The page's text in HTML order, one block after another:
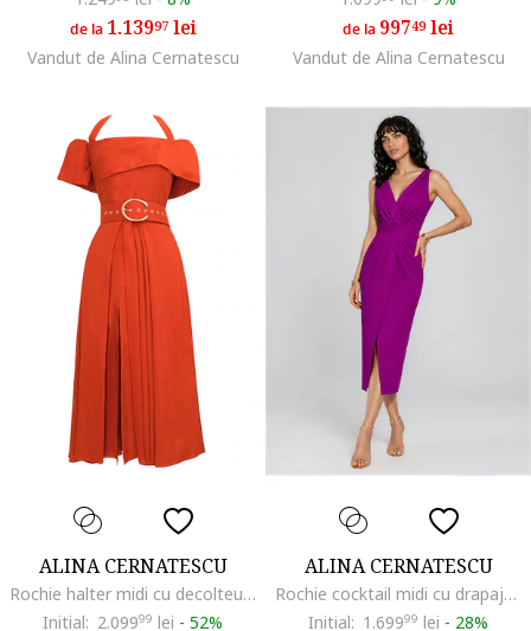
de la 1.13997lei
Vandut de Alina Cernatescu
de la 99749lei
Vandut de Alina Cernatescu
ALINA CERNATESCU
Rochie halter midi cu decolteu pe umeri, Coral
Initial: 2.09999 lei - 52%
ALINA CERNATESCU
Rochie cocktail midi cu drapaje ALAYA, Magenta
Initial: 1.69999 lei - 28%